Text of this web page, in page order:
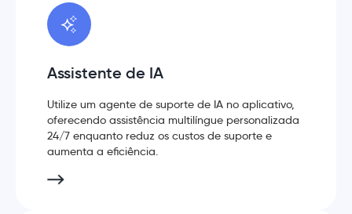
Assistente de IA
Utilize um agente de suporte de IA no aplicativo,
oferecendo assistência multilíngue personalizada
24/7 enquanto reduz os custos de suporte e
aumenta a eficiência.